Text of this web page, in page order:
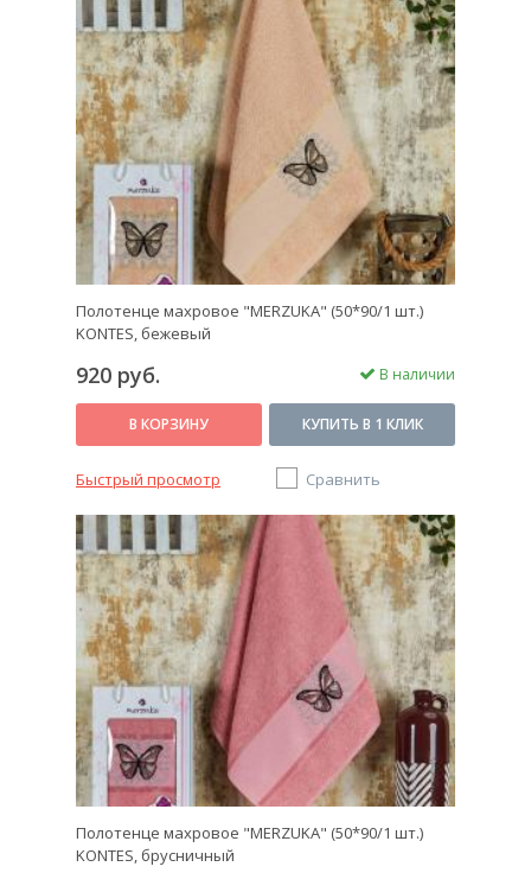
Полотенце махровое "MERZUKA" (50*90/1 шт.)
KONTES, бежевый
920 руб. В наличии
В КОРЗИНУ КУПИТЬ В 1 КЛИК
Быстрый просмотр Сравнить
Полотенце махровое "MERZUKA" (50*90/1 шт.)
KONTES, брусничный